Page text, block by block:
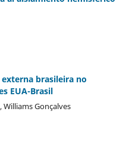
brasileira no
EUA-Brasil
Williams Gonçalves